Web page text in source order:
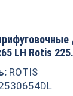
LH Rotis
ROTIS